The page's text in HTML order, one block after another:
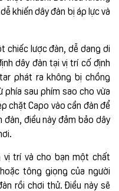
khiến dây đàn bị áp lực và
chiếc lược đàn, dễ dang di
dây đàn tại vị trí cố định
phát ra không bị chồng
phía sau phím sao cho vừa
chặt Capo vào cần đàn để
điều này đảm bảo dây
vị trí và cho bạn một chất
tông giọng của người
rồi chơi thử. Điều này sẽ